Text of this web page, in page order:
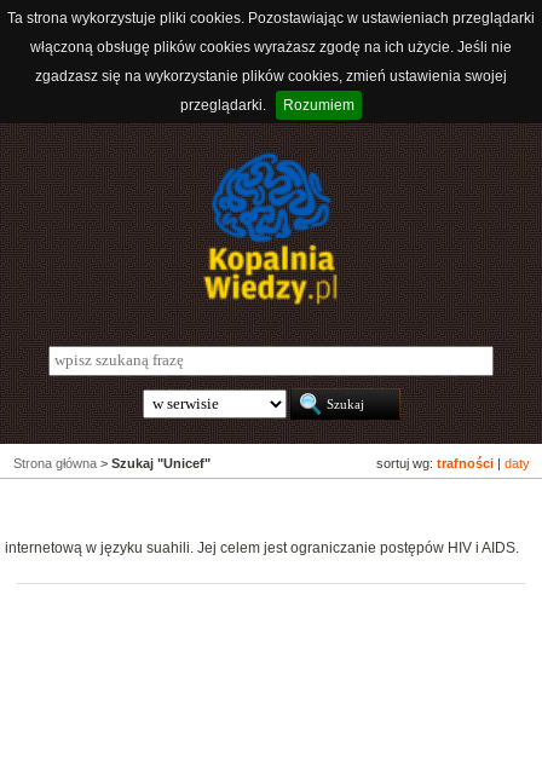
Ta strona wykorzystuje pliki cookies. Pozostawiając w ustawieniach przeglądarki
włączoną obsługę plików cookies wyrażasz zgodę na ich użycie. Jeśli nie
zgadzasz się na wykorzystanie plików cookies, zmień ustawienia swojej
przeglądarki.
Rozumiem
sortuj wg: trafności daty
Strona główna > Szukaj "Unicef"
w języku suahili. Jej celem jest ograniczanie postępów HIV i AIDS.